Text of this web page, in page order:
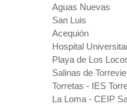
Aguas Nuevas
San Luis
Acequión
Hospital
Playa de Los
Salinas de
Torretas - IES
La Loma - CEIP